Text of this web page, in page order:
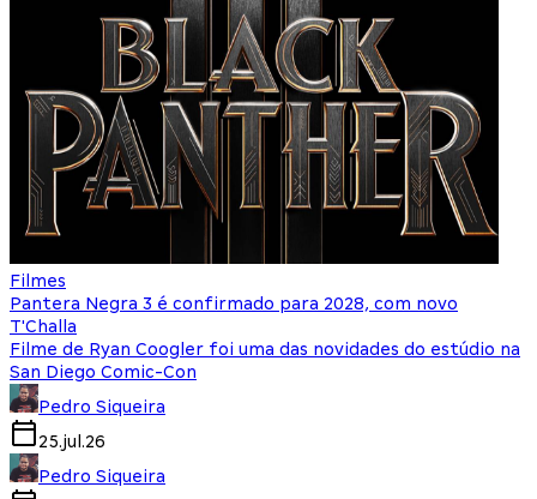
Filmes
Pantera Negra 3 é confirmado para 2028, com novo
T'Challa
Filme de Ryan Coogler foi uma das novidades do estúdio na
San Diego Comic-Con
Pedro Siqueira
25.jul.26
Pedro Siqueira